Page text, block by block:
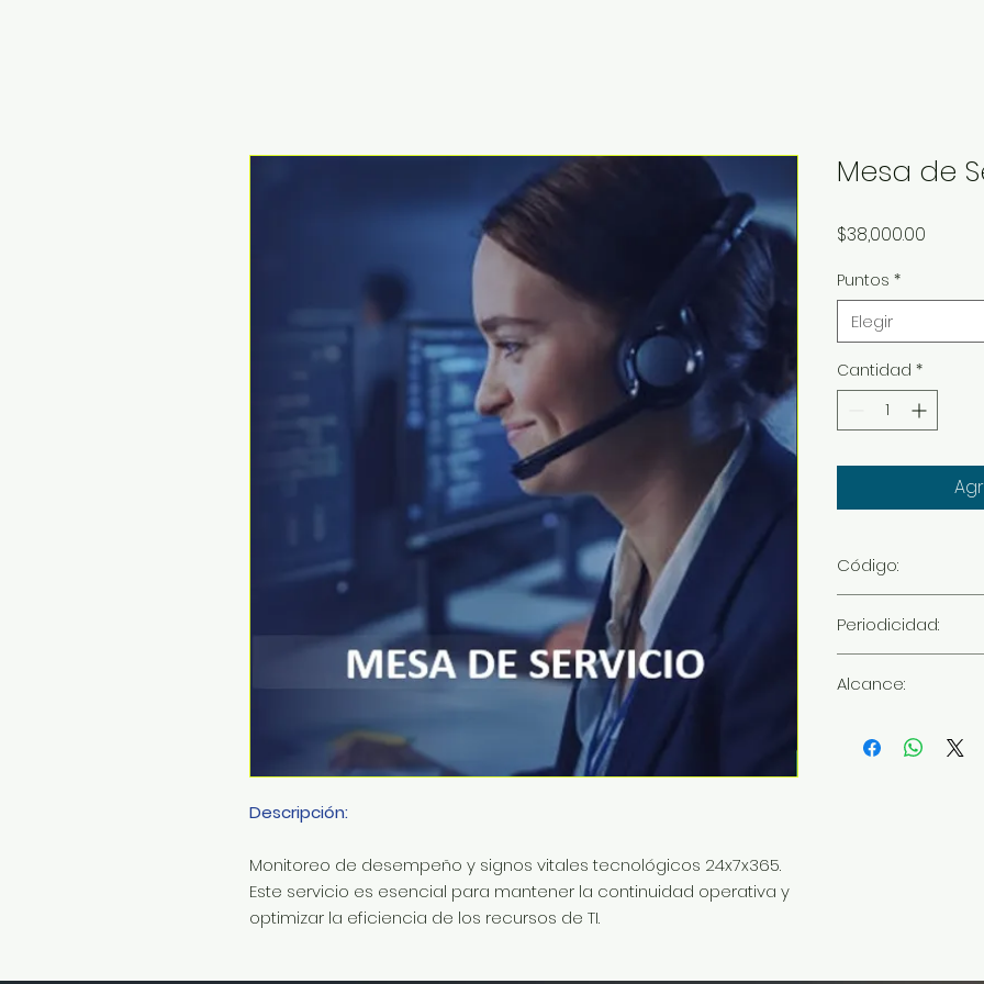
Descripción:
Monitoreo de desempeño y signos vitales tecnológicos 24x7x365.
Este servicio es esencial para mantener la continuidad operativa y
optimizar la eficiencia de los recursos de TI.
Mesa de
$38,000.00
Puntos *
Elegir
Cantidad *
Código:
Periodicidad:
Alcance: